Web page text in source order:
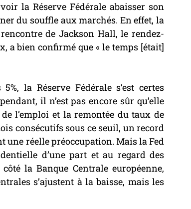
la Réserve Fédérale abaisser son
du souffle aux marchés. En effet, la
de Jackson Hall, le rendez-
a bien confirmé que « le temps [était]
la Réserve Fédérale s’est certes
il n’est pas encore sûr qu’elle
l’emploi et la remontée du taux de
consécutifs sous ce seuil, un record
une réelle préoccupation. Mais la Fed
d’une part et au regard des
la Banque Centrale européenne,
s’ajustent à la baisse, mais les